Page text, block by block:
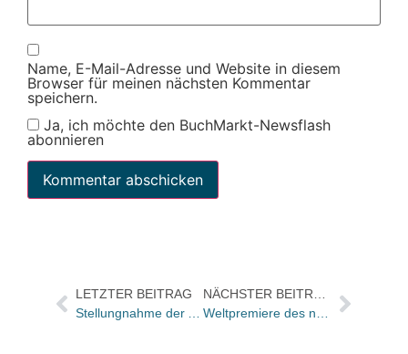
Name, E-Mail-Adresse und Website in diesem
Browser für meinen nächsten Kommentar
speichern.
Ja, ich möchte den BuchMarkt-Newsflash
abonnieren
LETZTER BEITRAG